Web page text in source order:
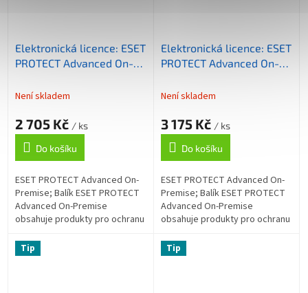
Elektronická licence: ESET
PROTECT Advanced On-
roky
Není skladem
2 705 Kč / ks
Do košíku
ESET PROTECT Advanced On-
Premise; Balík ESET PROTECT
Advanced On-Premise
obsahuje produkty pro ochranu
souborového serveru, šifrování
celého disku a...
Elektronická licence: ESET
PROTECT Advanced On-
roky
Není skladem
3 175 Kč / ks
Do košíku
ESET PROTECT Advanced On-
Premise; Balík ESET PROTECT
Advanced On-Premise
obsahuje produkty pro ochranu
souborového serveru, šifrování
celého disku a...
Tip Tip